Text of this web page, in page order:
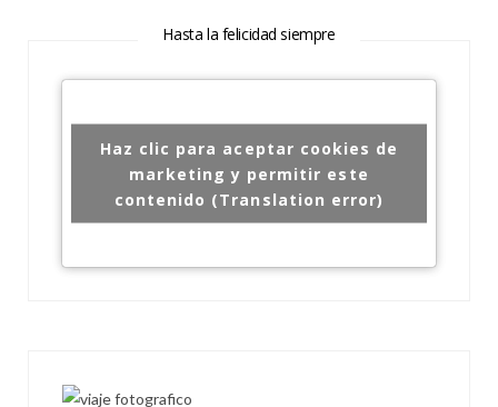
Hasta la felicidad siempre
Haz clic para aceptar cookies de
marketing y permitir este
contenido (Translation error)